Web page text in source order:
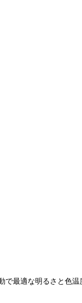
最適な明るさと色温